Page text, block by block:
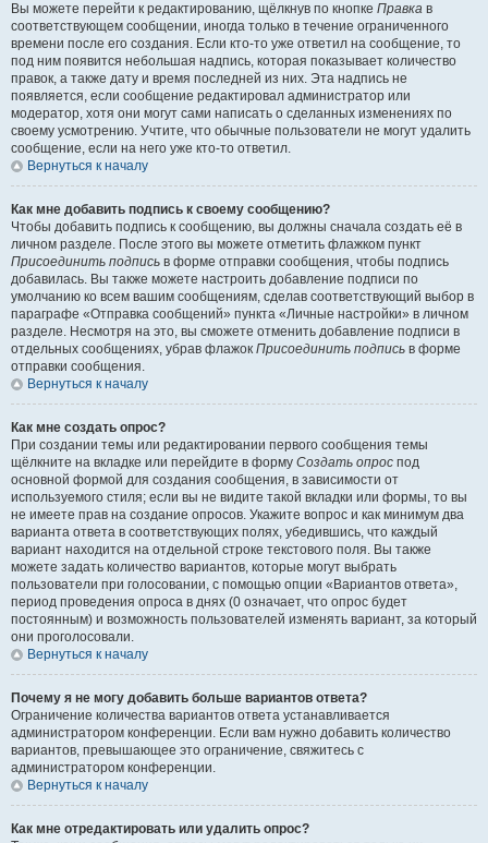
Вы можете перейти к редактированию, щёлкнув по кнопке Правка в
соответствующем сообщении, иногда только в течение ограниченного
времени после его создания. Если кто-то уже ответил на сообщение, то
под ним появится небольшая надпись, которая показывает количество
правок, а также дату и время последней из них. Эта надпись не
появляется, если сообщение редактировал администратор или
модератор, хотя они могут сами написать о сделанных изменениях по
своему усмотрению. Учтите, что обычные пользователи не могут удалить
сообщение, если на него уже кто-то ответил.
Вернуться к началу
Как мне добавить подпись к своему сообщению?
Чтобы добавить подпись к сообщению, вы должны сначала создать её в
личном разделе. После этого вы можете отметить флажком пункт
Присоединить подпись в форме отправки сообщения, чтобы подпись
добавилась. Вы также можете настроить добавление подписи по
умолчанию ко всем вашим сообщениям, сделав соответствующий выбор в
параграфе «Отправка сообщений» пункта «Личные настройки» в личном
разделе. Несмотря на это, вы сможете отменить добавление подписи в
отдельных сообщениях, убрав флажок Присоединить подпись в форме
отправки сообщения.
Вернуться к началу
Как мне создать опрос?
При создании темы или редактировании первого сообщения темы
щёлкните на вкладке или перейдите в форму Создать опрос под
основной формой для создания сообщения, в зависимости от
используемого стиля; если вы не видите такой вкладки или формы, то вы
не имеете прав на создание опросов. Укажите вопрос и как минимум два
варианта ответа в соответствующих полях, убедившись, что каждый
вариант находится на отдельной строке текстового поля. Вы также
можете задать количество вариантов, которые могут выбрать
пользователи при голосовании, с помощью опции «Вариантов ответа»,
период проведения опроса в днях (0 означает, что опрос будет
постоянным) и возможность пользователей изменять вариант, за который
они проголосовали.
Вернуться к началу
Почему я не могу добавить больше вариантов ответа?
Ограничение количества вариантов ответа устанавливается
администратором конференции. Если вам нужно добавить количество
вариантов, превышающее это ограничение, свяжитесь с
администратором конференции.
Вернуться к началу
Как мне отредактировать или удалить опрос?